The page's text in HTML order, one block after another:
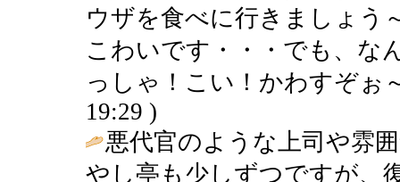
ウザを食べに行きましょ
こわいです・・・でも、な
っしゃ！こい！かわすぞぉ
19:29 )
悪代官のような上司や雰
やし亭も少しずつですが、